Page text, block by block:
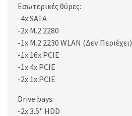
Εσωτερικές θύρες:
-4x SATA
-2x M.2 2280
-1x M.2 2230 WLAN (Δεν Περιέχει)
-1x 16x PCIE
-1x 4x PCIE
-2x 1x PCIE
Drive bays:
-2x 3.5" HDD